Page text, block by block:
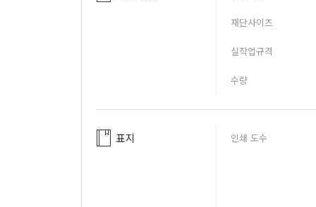
재단사이즈
실작업규격
수량
표지 인쇄 도수